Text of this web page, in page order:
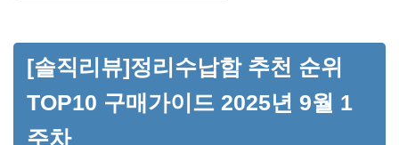
[솔직리뷰]정리수납함 추천 순위
TOP10 구매가이드 2025년 9월 1
주차